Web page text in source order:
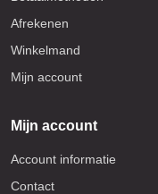
Afrekenen
Winkelmand
Mijn account
Mijn account
Account informatie
Contact